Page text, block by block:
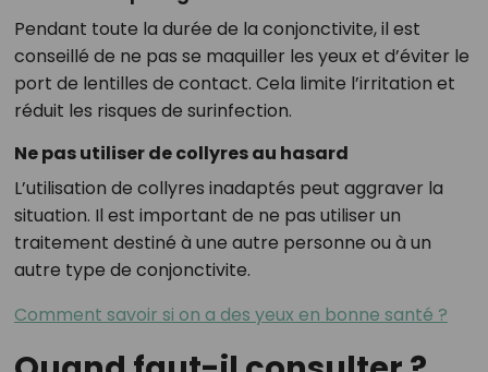
Pendant toute la durée de la conjonctivite, il est
conseillé de ne pas se maquiller les yeux et d’éviter le
port de lentilles de contact. Cela limite l’irritation et
réduit les risques de surinfection.
Ne pas utiliser de collyres au hasard
L’utilisation de collyres inadaptés peut aggraver la
situation. Il est important de ne pas utiliser un
traitement destiné à une autre personne ou à un
autre type de conjonctivite.
Comment savoir si on a des yeux en bonne santé ?